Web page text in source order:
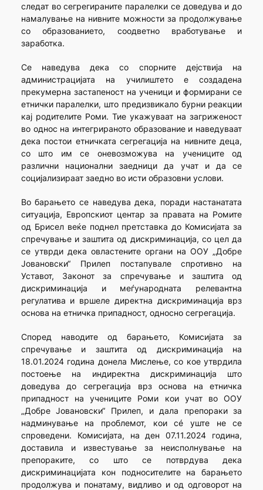
следат во сегрегираните паралелки се доведува и до
намалување на нивните можности за продолжување
со образованието, соодветно вработување и
заработка.
Се наведува дека со спорните дејствија на
администрацијата на училиштето е создадена
прекумерна застапеност на ученици и формирани се
етнички паралелки, што предизвикало бурни реакции
кај родителите Роми. Тие укажуваат на загриженост
во однос на интегрираното образование и наведуваат
дека постои етничката сегрегација на нивните деца,
со што им се оневозможува на учениците од
различни национални заедници да учат и да се
социјализираат заедно во исти образовни услови.
Во барањето се наведува дека, поради настанатата
ситуација, Европскиот центар за правата на Ромите
од Брисел веќе поднел претставка до Комисијата за
спречување и заштита од дискриминација, со цел да
се утврди дека овластените органи на ООУ „Добре
Јовановски“ Прилеп постапувале спротивно на
Уставот, Законот за спречување и заштита од
дискриминација и меѓународната релевантна
регулатива и вршеле директна дискриминација врз
основа на етничка припадност, односно сегрегација.
Според наводите од барањето, Комисијата за
спречување и заштита од дискриминација на
18.01.2024 година донела Мислење, со кое утврдила
постоење на индиректна дискриминација што
доведува до сегрегација врз основа на етничка
припадност на учениците Роми кои учат во ООУ
„Добре Јовановски“ Прилеп, и дала препораки за
надминување на проблемот, кои сé уште не се
спроведени. Комисијата, на ден 07.11.2024 година,
доставила и известување за неисполнување на
препораките, со што се потврдува дека
дискриминацијата кон подносителите на барањето
продолжува и понатаму, видливо и од одговорот на